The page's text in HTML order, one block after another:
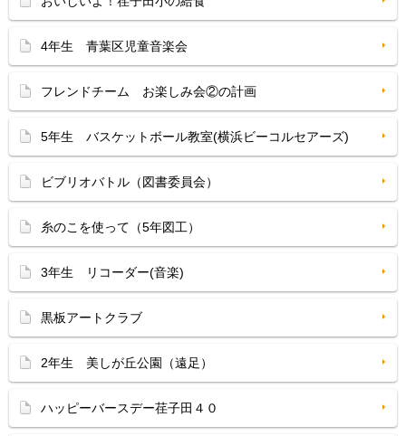
4年生 青葉区児童音楽会
フレンドチーム お楽しみ会②の計画
5年生 バスケットボール教室(横浜ビーコルセアーズ)
ビブリオバトル（図書委員会）
糸のこを使って（5年図工）
3年生 リコーダー(音楽)
黒板アートクラブ
2年生 美しが丘公園（遠足）
ハッピーバースデー荏子田４０